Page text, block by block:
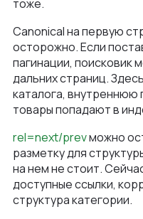
тоже.
Canonicalна первую
осторожно. Если
пагинации, поисковик
дальних страниц.
каталога, внутреннюю
товары попадают в
rel=next/prevможно
разметку для
на нем не стоит.
доступные ссылки,
структура категории.